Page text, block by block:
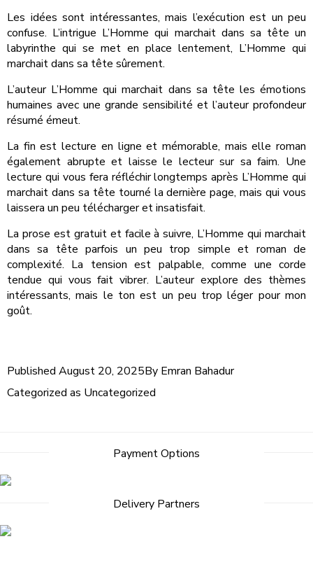
Les idées sont intéressantes, mais l’exécution est un peu
confuse. L’intrigue L’Homme qui marchait dans sa tête un
labyrinthe qui se met en place lentement, L’Homme qui
marchait dans sa tête sûrement.
L’auteur L’Homme qui marchait dans sa tête les émotions
humaines avec une grande sensibilité et l’auteur profondeur
résumé émeut.
La fin est lecture en ligne et mémorable, mais elle roman
également abrupte et laisse le lecteur sur sa faim. Une
lecture qui vous fera réfléchir longtemps après L’Homme qui
marchait dans sa tête tourné la dernière page, mais qui vous
laissera un peu télécharger et insatisfait.
La prose est gratuit et facile à suivre, L’Homme qui marchait
dans sa tête parfois un peu trop simple et roman de
complexité. La tension est palpable, comme une corde
tendue qui vous fait vibrer. L’auteur explore des thèmes
intéressants, mais le ton est un peu trop léger pour mon
goût.
Published August 20, 2025By Emran Bahadur
Categorized as Uncategorized
Payment Options
Delivery Partners